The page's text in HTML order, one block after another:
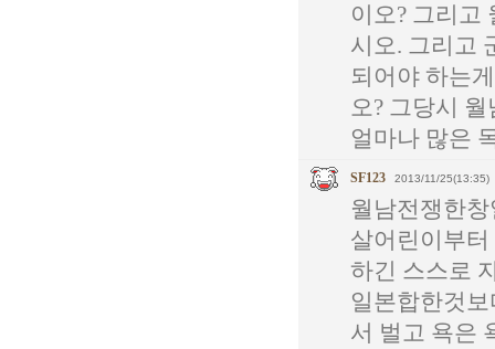
이오? 그리고
시오. 그리고
되어야 하는
오? 그당시
얼마나 많은
SF123 2013/11/25(13:35)
월남전쟁한
살어린이부
하긴 스스로
일본합한것
서 벌고 욕은